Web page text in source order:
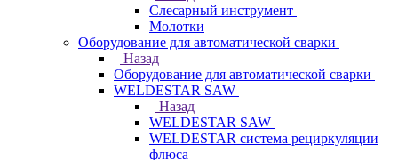
Слесарный инструмент
Молотки
Оборудование для автоматической сварки
Назад
Оборудование для автоматической сварки
WELDESTAR SAW
Назад
WELDESTAR SAW
WELDESTAR система рециркуляции
флюса